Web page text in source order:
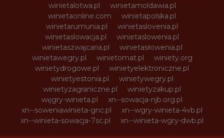
winietalotwa.pl
winietamoldawia.pl
winietaonline.com
winietapolska.pl
winietarumunia.pl
winietaslovenia.pl
winietaslowacja.pl
winietaslowenia.pl
winietaszwajcaria.pl
winietasłowenia.pl
winietawegry.pl
winietomat.pl
winiety.org
winietydrogowe.pl
winietyelektroniczne.pl
winietyestonia.pl
winietywegry.pl
winietyzagraniczne.pl
winietyzakup.pl
węgry-winieta.pl
xn--sowacja-njb.org.pl
xn--soweniawinieta-gnc.pl
xn--wgry-winieta-4vb.pl
xn--winieta-sowacja-7sc.pl
xn--winieta-wgry-dwb.pl